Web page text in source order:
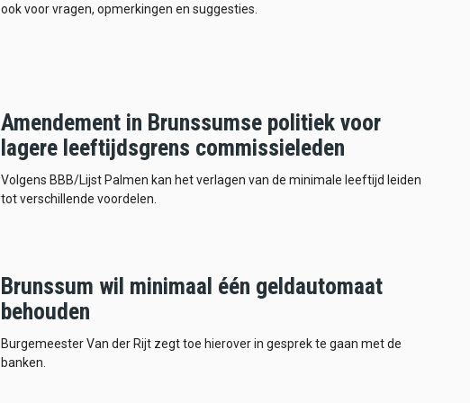
ook voor vragen, opmerkingen en suggesties.
Amendement in Brunssumse politiek voor
lagere leeftijdsgrens commissieleden
Volgens BBB/Lijst Palmen kan het verlagen van de minimale leeftijd leiden
tot verschillende voordelen.
Brunssum wil minimaal één geldautomaat
behouden
Burgemeester Van der Rijt zegt toe hierover in gesprek te gaan met de
banken.